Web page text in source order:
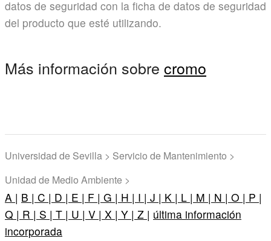
datos de seguridad con la ficha de datos de seguridad
del producto que esté utilizando.
Más información sobre cromo
Universidad de Sevilla > Servicio de Mantenimiento >
Unidad de Medio Ambiente >
A | B | C | D | E | F | G | H | I | J | K | L | M | N | O | P |
Q | R | S | T | U | V | X | Y | Z | última información
incorporada